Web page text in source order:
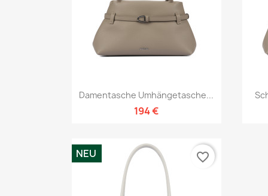
Vorschau
Damentasche Umhängetasche...
194 €
NEU favorite_border